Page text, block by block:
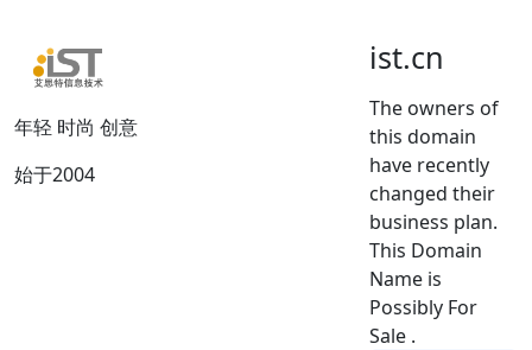
年轻 时尚 创意
始于2004
ist.cn
The owners of
this domain
have recently
changed their
business plan.
This Domain
Name is
Possibly For
Sale .